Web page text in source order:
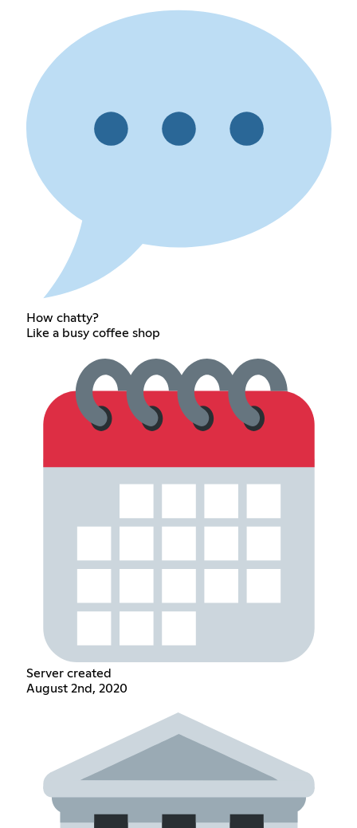
How chatty?
Like a busy coffee shop
Server created
August 2nd, 2020